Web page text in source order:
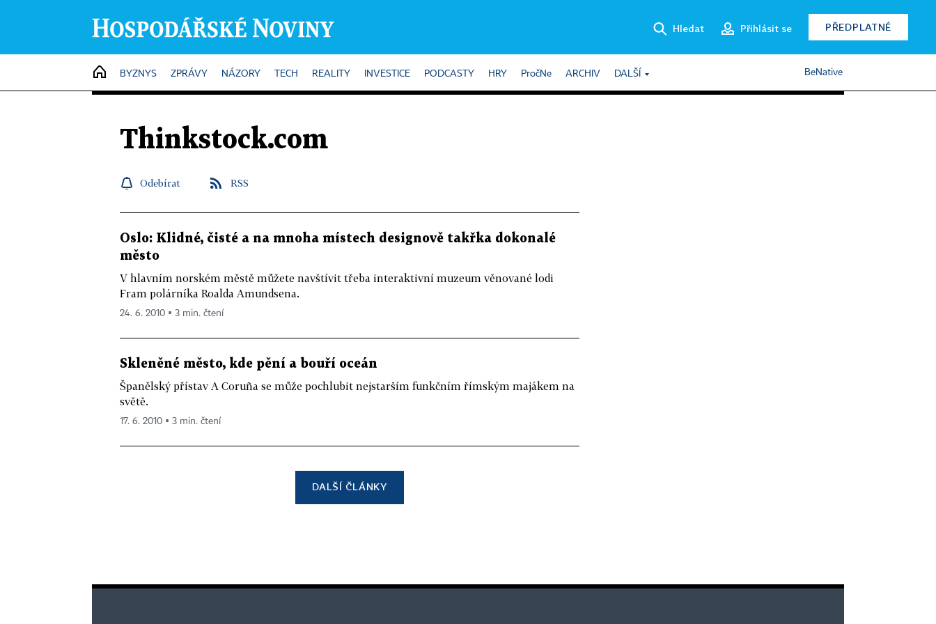
Hledat Přihlásit se PŘEDPLATNÉ
HOME
BYZNYS ZPRÁVY NÁZORY TECH REALITY INVESTICE PODCASTY HRY PročNe ARCHIV DALŠÍ BeNative
Thinkstock.com
Odebírat RSS
Oslo: Klidné, čisté a na mnoha místech designově takřka dokonalé
město
V hlavním norském městě můžete navštívit třeba interaktivní muzeum věnované lodi
Fram polárníka Roalda Amundsena.
24. 6. 2010 ▪ 3 min. čtení
Skleněné město, kde pění a bouří oceán
Španělský přístav A Coruña se může pochlubit nejstarším funkčním římským majákem na
světě.
17. 6. 2010 ▪ 3 min. čtení
DALŠÍ ČLÁNKY